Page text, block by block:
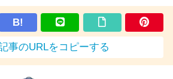
B!
事のURLをコピーする